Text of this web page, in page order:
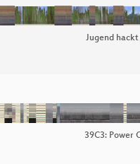
Jugend
39C3: Power